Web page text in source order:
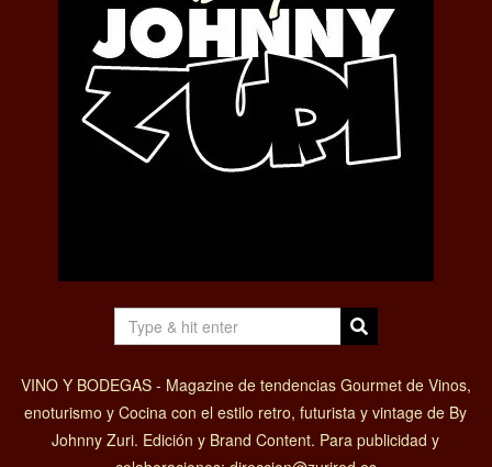
VINO Y BODEGAS - Magazine de tendencias Gourmet de Vinos,
enoturismo y Cocina con el estilo retro, futurista y vintage de By
Johnny Zuri. Edición y Brand Content. Para publicidad y